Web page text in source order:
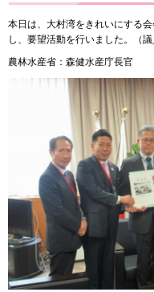
本日は、大村湾をきれいにする
し、要望活動を行いました。（
農林水産省：森健水産庁長官